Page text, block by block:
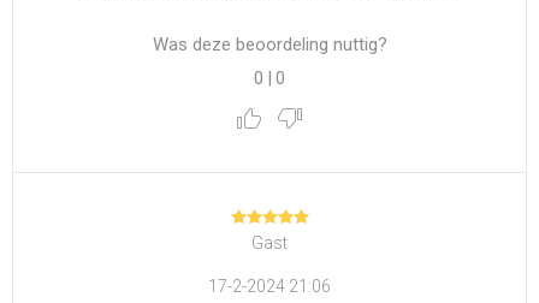
Was deze beoordeling nuttig?
0 | 0
Gast
17-2-2024 21:06